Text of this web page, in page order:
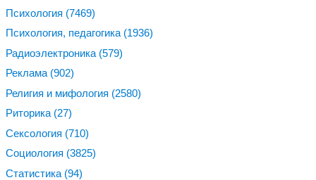
Психология (7469)
Психология, педагогика (1936)
Радиоэлектроника (579)
Реклама (902)
Религия и мифология (2580)
Риторика (27)
Сексология (710)
Социология (3825)
Статистика (94)